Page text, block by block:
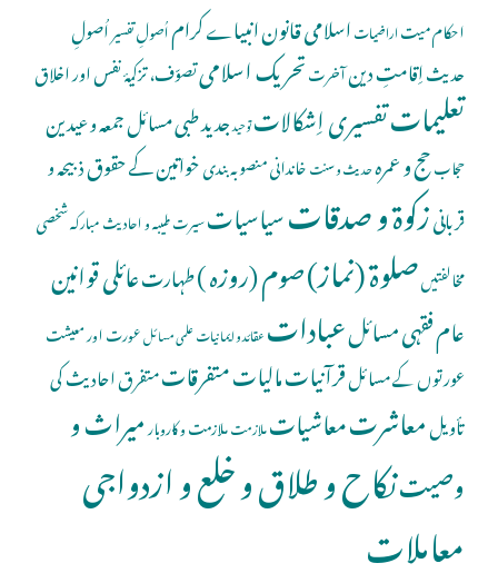
احکام میتاراضیاتاسلامی قانونانبیاے کراماُصولِ تفسیراُصولِ
حدیثاِقامتِ دینآخرتتحریک اسلامیتصوّف، تزکیۂ نفس اور اخلاق
تعلیماتتفسیری اِشکالاتتوحیدجدید طبی مسائلجمعہ و عیدین
حجابحج و عمرہحدیث و سنتخاندانی منصوبہ بندیخواتین کے حقوقذبیحہ و
قربانیزکوۃ و صدقاتسیاسیاتسیرت طیبہ و احادیث مبارکہشخصی
مخالفتیںصلوة (نماز)صوم (روزہ )طہارتعائلی قوانین
عام فقہی مسائلعباداتعقائد و ایمانیاتعلمی مسائلعورت اور معیشت
عورتوں کے مسائلقرآنیاتمالیاتمتفرقاتمتفرق احادیث کی
تأویلمعاشرتمعاشیاتملازمتملازمت و کاروبارمیراث و
وصیتنکاح و طلاق و خلع و ازدواجی
معاملات